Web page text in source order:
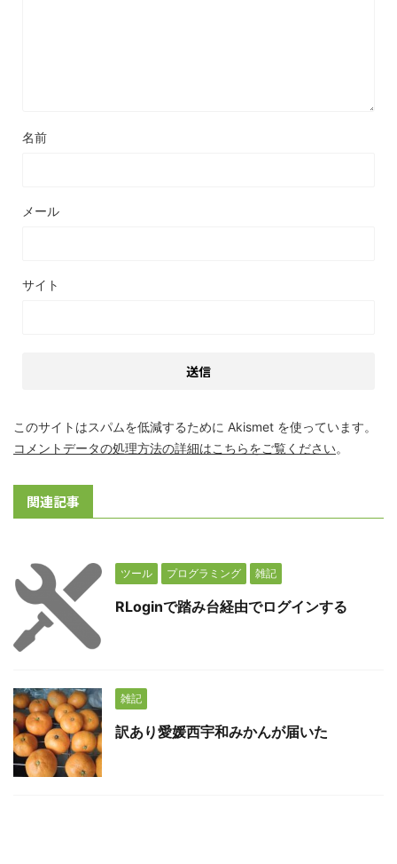
名前
メール
サイト
このサイトはスパムを低減するために Akismet を使っています。
コメントデータの処理方法の詳細はこちらをご覧ください。
関連記事
ツール プログラミング 雑記
RLoginで踏み台経由でログインする
雑記
訳あり愛媛西宇和みかんが届いた